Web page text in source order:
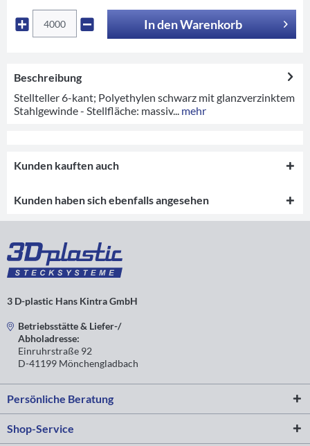
In denWarenkorb
Beschreibung
Stellteller 6-kant; Polyethylen schwarz mit glanzverzinktem
Stahlgewinde - Stellfläche: massiv...
mehr
Kunden kauften auch
Kunden haben sich ebenfalls angesehen
3 D-plastic Hans Kintra GmbH
Betriebsstätte & Liefer-/
Abholadresse:
Einruhrstraße 92
D-41199 Mönchengladbach
Persönliche Beratung
Shop-Service